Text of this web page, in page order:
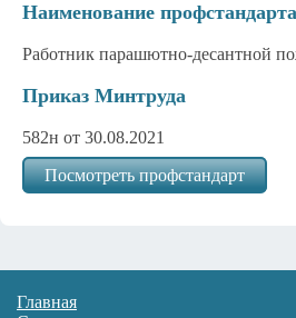
Наименование профстандарта
Работник парашютно-десантной
Приказ Минтруда
582н от 30.08.2021
Посмотреть профстандарт
Главная